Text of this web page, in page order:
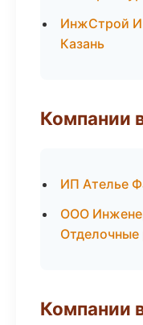
ИнжСтрой
Казань
Компании
ИП Ателье
ООО
Компании